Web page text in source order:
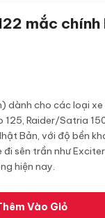
mắc chính
dành cho các loại
Raider/Satria
Bản, với độ bền
sên trần như
hiện nay.
Vào Giỏ